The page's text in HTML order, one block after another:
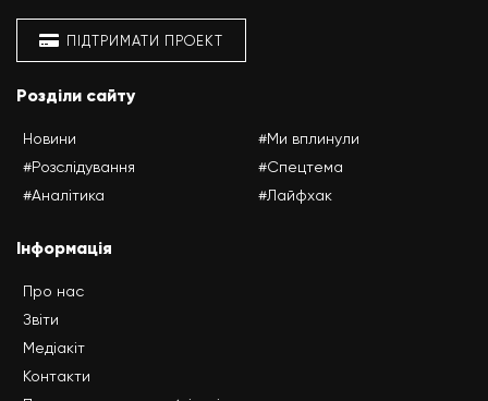
ПІДТРИМАТИ ПРОЕКТ
Розділи сайту
Новини
#Розслідування
#Аналітика
#Ми вплинули
#Спецтема
#Лайфхак
Інформація
Про нас
Звіти
Медіакіт
Контакти